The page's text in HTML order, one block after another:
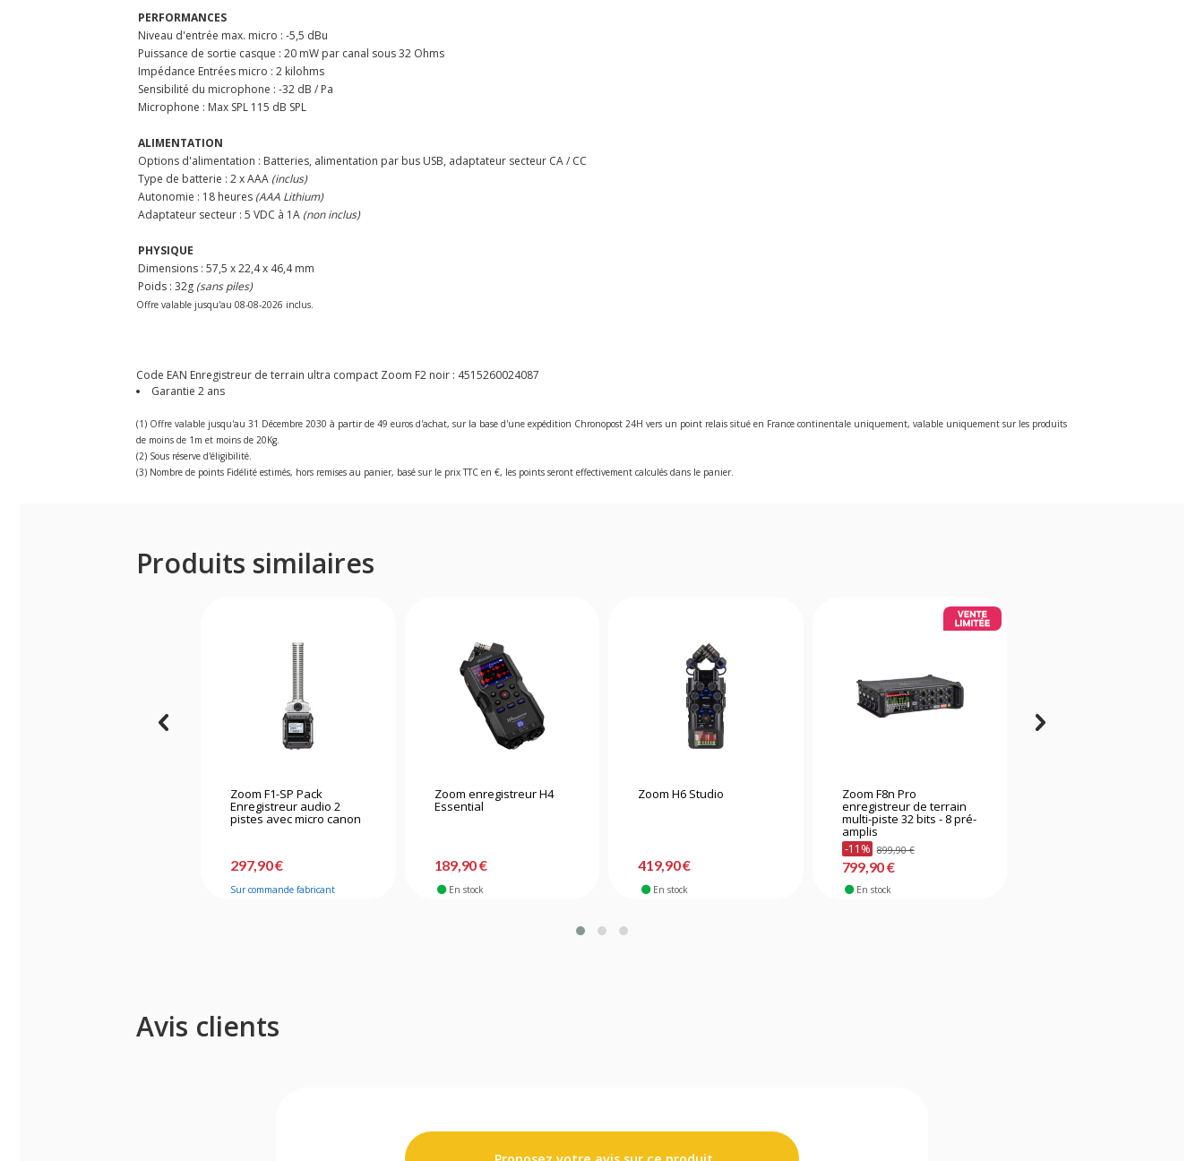
PERFORMANCES
Niveau d'entrée max. micro : -5,5 dBu
Puissance de sortie casque : 20 mW par canal sous 32 Ohms
Impédance Entrées micro : 2 kilohms
Sensibilité du microphone : -32 dB / Pa
Microphone : Max SPL 115 dB SPL
ALIMENTATION
Options d'alimentation : Batteries, alimentation par bus USB, adaptateur secteur CA / CC
Type de batterie : 2 x AAA (inclus)
Autonomie : 18 heures (AAA Lithium)
Adaptateur secteur : 5 VDC à 1A (non inclus)
PHYSIQUE
Dimensions : 57,5 x 22,4 x 46,4 mm
Poids : 32g (sans piles)
Offre valable jusqu'au 08-08-2026 inclus.
Code EAN Enregistreur de terrain ultra compact Zoom F2 noir : 4515260024087
Garantie 2 ans
(1) Offre valable jusqu'au 31 Décembre 2030 à partir de 49 euros d'achat, sur la base d'une expédition Chronopost 24H vers un point relais situé en France continentale uniquement, valable uniquement sur les produits
de moins de 1m et moins de 20Kg.
(2) Sous réserve d'éligibilité.
(3) Nombre de points Fidélité estimés, hors remises au panier, basé sur le prix TTC en €, les points seront effectivement calculés dans le panier.
Produits similaires
Zoom F1-SP Pack
Enregistreur audio 2
pistes avec micro canon
297,90 €
Sur commande fabricant
Zoom enregistreur H4
Essential
189,90 €
En stock
Zoom H6 Studio
419,90 €
En stock
Zoom F8n Pro
enregistreur de terrain
multi-piste 32 bits - 8 pré-
amplis
-11% 899,90 €
799,90 €
En stock
Avis clients